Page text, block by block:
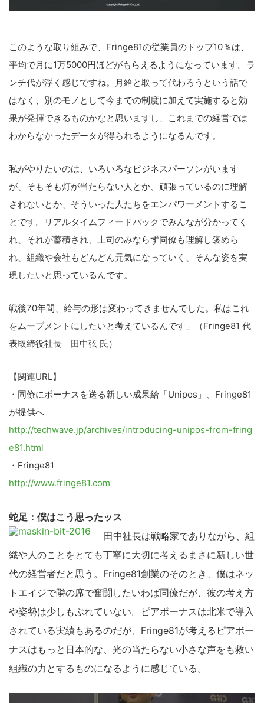
このような取り組みで、Fringe81の従業員のトップ10％は、
平均で月に1万5000円ほどがもらえるようになっています。ラ
ンチ代が浮く感じですね。月給と取って代わろうという話で
はなく、別のモノとして今までの制度に加えて実施すると効
果が発揮できるものかなと思いますし、これまでの経営では
わからなかったデータが得られるようになるんです。
私がやりたいのは、いろいろなビジネスパーソンがいます
が、そもそも灯が当たらない人とか、頑張っているのに理解
されないとか、そういった人たちをエンパワーメントするこ
とです。リアルタイムフィードバックでみんなが分かってく
れ、それが蓄積され、上司のみならず同僚も理解し褒めら
れ、組織や会社もどんどん元気になっていく、そんな姿を実
現したいと思っているんです。
戦後70年間、給与の形は変わってきませんでした。私はこれ
をムーブメントにしたいと考えているんです」（Fringe81 代
表取締役社長 田中弦 氏）
【関連URL】
・同僚にボーナスを送る新しい成果給「Unipos」、Fringe81
が提供へ
http://techwave.jp/archives/introducing-unipos-from-fring
e81.html
・Fringe81
http://www.fringe81.com
蛇足：僕はこう思ったッス
田中社長は戦略家でありながら、組
織や人のことをとても丁寧に大切に考えるまさに新しい世
代の経営者だと思う。Fringe81創業のそのとき、僕はネッ
トエイジで隣の席で奮闘したいわば同僚だが、彼の考え方
や姿勢は少しもぶれていない。ピアボーナスは北米で導入
されている実績もあるのだが、Fringe81が考えるピアボー
ナスはもっと日本的な、光の当たらない小さな声をも救い
組織の力とするものになるように感じている。